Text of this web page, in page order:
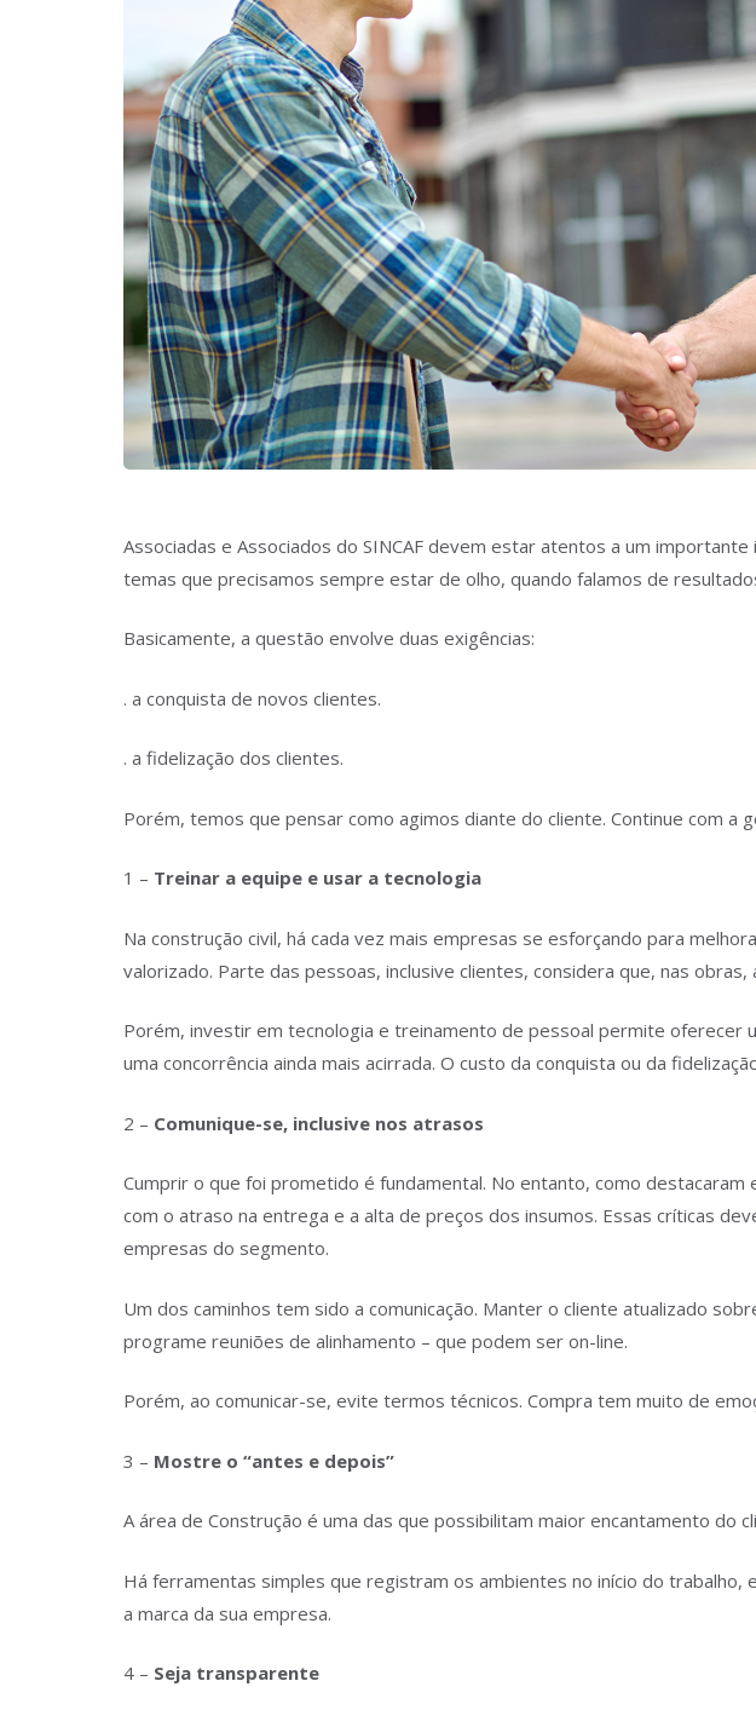
Associadas e Associados do SINCAF devem estar atentos a um
temas que precisamos sempre estar de olho, quando falamos de
Basicamente, a questão envolve duas exigências:
. a conquista de novos clientes.
. a fidelização dos clientes.
Porém, temos que pensar como agimos diante do cliente. Continue com a
1 – Treinar a equipe e usar a tecnologia
Na construção civil, há cada vez mais empresas se esforçando para
valorizado. Parte das pessoas, inclusive clientes, considera que, nas
Porém, investir em tecnologia e treinamento de pessoal permite
uma concorrência ainda mais acirrada. O custo da conquista ou da
2 – Comunique-se, inclusive nos atrasos
Cumprir o que foi prometido é fundamental. No entanto, como
com o atraso na entrega e a alta de preços dos insumos. Essas críticas
empresas do segmento.
Um dos caminhos tem sido a comunicação. Manter o cliente atualizado
programe reuniões de alinhamento – que podem ser on-line.
Porém, ao comunicar-se, evite termos técnicos. Compra tem muito de
3 – Mostre o “antes e depois”
A área de Construção é uma das que possibilitam maior encantamento do
Há ferramentas simples que registram os ambientes no início do
a marca da sua empresa.
4 – Seja transparente